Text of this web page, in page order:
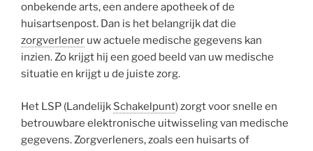
onbekende arts, een andere apotheek of de
huisartsenpost. Dan is het belangrijk dat die
zorgverlener uw actuele medische gegevens kan
inzien. Zo krijgt hij een goed beeld van uw medische
situatie en krijgt u de juiste zorg.
Het LSP (Landelijk Schakelpunt) zorgt voor snelle en
betrouwbare elektronische uitwisseling van medische
gegevens. Zorgverleners, zoals een huisarts of